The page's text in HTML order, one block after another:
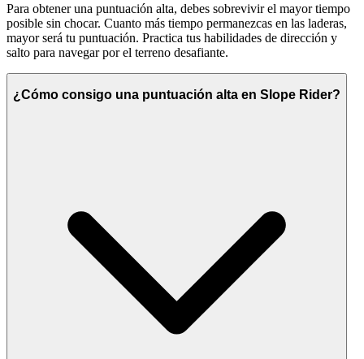
Para obtener una puntuación alta, debes sobrevivir el mayor tiempo
posible sin chocar. Cuanto más tiempo permanezcas en las laderas,
mayor será tu puntuación. Practica tus habilidades de dirección y
salto para navegar por el terreno desafiante.
¿Cómo consigo una puntuación alta en Slope Rider?